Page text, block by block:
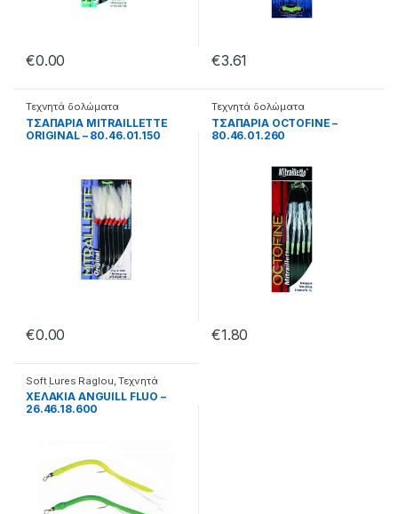
€0.00 €3.61
Τεχνητά δολώματα
ΤΣΑΠΑΡΙΑ MITRAILLETTE
ORIGINAL – 80.46.01.150
€0.00
Τεχνητά δολώματα
ΤΣΑΠΑΡΙΑ OCTOFINE –
80.46.01.260
€1.80
Soft Lures Raglou ,Τεχνητά
δολώματα
ΧΕΛΑΚΙΑ ANGUILL FLUO –
26.46.18.600